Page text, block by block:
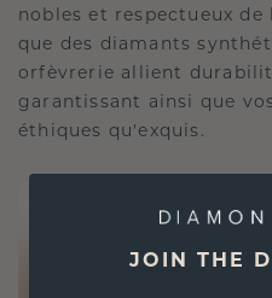
nobles et respectueux
que des diamants
orfèvrerie allient
garantissant ainsi que
éthiques qu'exquis.
JOIN THE